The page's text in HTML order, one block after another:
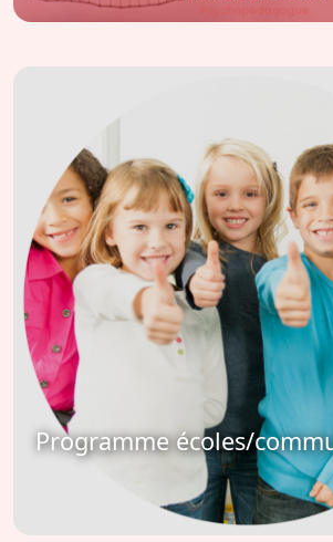
Programme écoles/